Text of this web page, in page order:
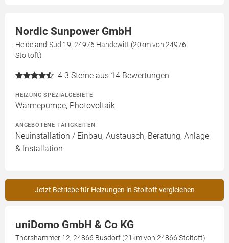
Nordic Sunpower GmbH
Heideland-Süd 19, 24976 Handewitt (20km von 24976
Stoltoft)
4.3 Sterne aus 14 Bewertungen
HEIZUNG SPEZIALGEBIETE
Wärmepumpe, Photovoltaik
ANGEBOTENE TÄTIGKEITEN
Neuinstallation / Einbau, Austausch, Beratung, Anlage
& Installation
Jetzt Betriebe für Heizungen in Stoltoft vergleichen
uniDomo GmbH & Co KG
Thorshammer 12, 24866 Busdorf (21km von 24866 Stoltoft)